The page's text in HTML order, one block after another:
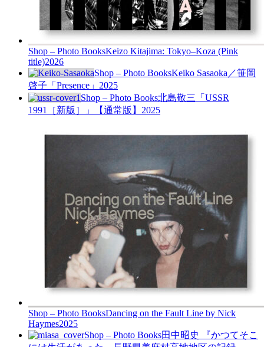
Shop – Photo BooksKeizo Kitajima: Tokyo–Koza (Pink
title)2026
Shop – Photo BooksKeiko Sasaoka／笹岡
啓子「Presence」 2025
Shop – Photo Books北島敬三「USSR
1991［新版］」【通常版】 2025
Shop – Photo BooksDancing on the Fault Line by Nick
Haymes2025
Shop – Photo Books田中昭史 『かつてそこ